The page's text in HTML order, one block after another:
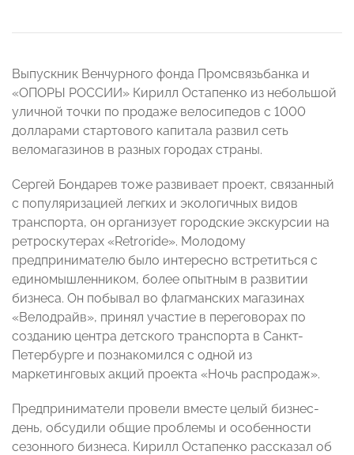
Выпускник Венчурного фонда Промсвязьбанка и
«ОПОРЫ РОССИИ» Кирилл Остапенко из небольшой
уличной точки по продаже велосипедов с 1000
долларами стартового капитала развил сеть
веломагазинов в разных городах страны.
Сергей Бондарев тоже развивает проект, связанный
с популяризацией легких и экологичных видов
транспорта, он организует городские экскурсии на
ретроскутерах «Retroride». Молодому
предпринимателю было интересно встретиться с
единомышленником, более опытным в развитии
бизнеса. Он побывал во флагманских магазинах
«Велодрайв», принял участие в переговорах по
созданию центра детского транспорта в Санкт-
Петербурге и познакомился с одной из
маркетинговых акций проекта «Ночь распродаж».
Предприниматели провели вместе целый бизнес-
день, обсудили общие проблемы и особенности
сезонного бизнеса. Кирилл Остапенко рассказал об